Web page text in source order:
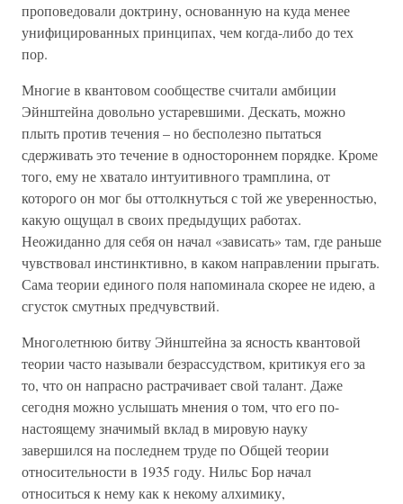
проповедовали доктрину, основанную на куда менее
унифицированных принципах, чем когда-либо до тех
пор.
Многие в квантовом сообществе считали амбиции
Эйнштейна довольно устаревшими. Дескать, можно
плыть против течения – но бесполезно пытаться
сдерживать это течение в одностороннем порядке. Кроме
того, ему не хватало интуитивного трамплина, от
которого он мог бы оттолкнуться с той же уверенностью,
какую ощущал в своих предыдущих работах.
Неожиданно для себя он начал «зависать» там, где раньше
чувствовал инстинктивно, в каком направлении прыгать.
Сама теории единого поля напоминала скорее не идею, а
сгусток смутных предчувствий.
Многолетнюю битву Эйнштейна за ясность квантовой
теории часто называли безрассудством, критикуя его за
то, что он напрасно растрачивает свой талант. Даже
сегодня можно услышать мнения о том, что его по-
настоящему значимый вклад в мировую науку
завершился на последнем труде по Общей теории
относительности в 1935 году. Нильс Бор начал
относиться к нему как к некому алхимику,